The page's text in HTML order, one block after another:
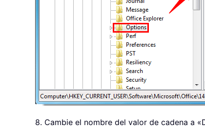
8. Cambie el nombre del valor de cadena a